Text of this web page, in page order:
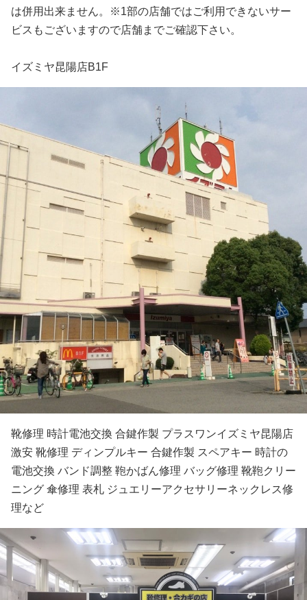
は併用出来ません。※1部の店舗ではご利用できないサー
ビスもございますので店舗までご確認下さい。
イズミヤ昆陽店B1F
靴修理 時計電池交換 合鍵作製 プラスワンイズミヤ昆陽店
激安 靴修理 ディンプルキー 合鍵作製 スペアキー 時計の
電池交換 バンド調整 鞄かばん修理 バッグ修理 靴鞄クリー
ニング 傘修理 表札 ジュエリーアクセサリーネックレス修
理など